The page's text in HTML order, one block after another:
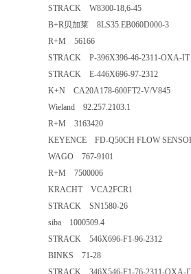
STRACK W8300-18,6-45
B+R贝加莱 8LS35.EB060D000-3
R+M 56166
STRACK P-396X396-46-2311-OXA-IT
STRACK E-446X696-97-2312
K+N CA20A178-600FT2-V/V845
Wieland 92.257.2103.1
R+M 3163420
KEYENCE FD-Q50CH FLOW
WAGO 767-9101
R+M 7500006
KRACHT VCA2FCR1
STRACK SN1580-26
siba 1000509.4
STRACK 546X696-F1-96-2312
BINKS 71-28
STRACK 346X546-F1-76-2311-OXA-